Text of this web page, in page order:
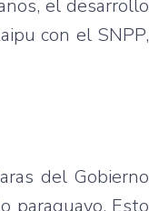
el desarrollo
con el SNPP,
del Gobierno
paraguayo. Esto